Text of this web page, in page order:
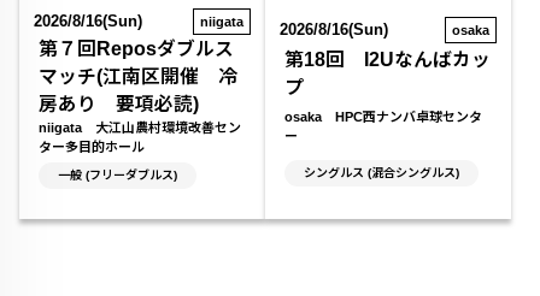
2026/8/16(Sun) niigata
第７回Reposダブルス
マッチ(江南区開催 冷
房あり 要項必読)
niigata 大江山農村環境改善セン
ター多目的ホール
一般 (フリーダブルス)
2026/8/16(Sun) osaka
第18回 I2Uなんばカッ
プ
osaka HPC西ナンバ卓球センタ
ー
シングルス (混合シングルス)